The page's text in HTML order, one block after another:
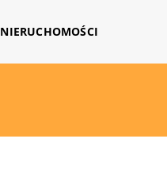
NIERUCHOMOŚCI